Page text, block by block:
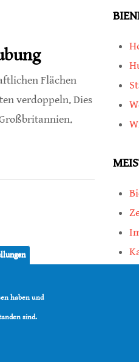
Flächen
verdoppeln. Dies
haben und
sind.